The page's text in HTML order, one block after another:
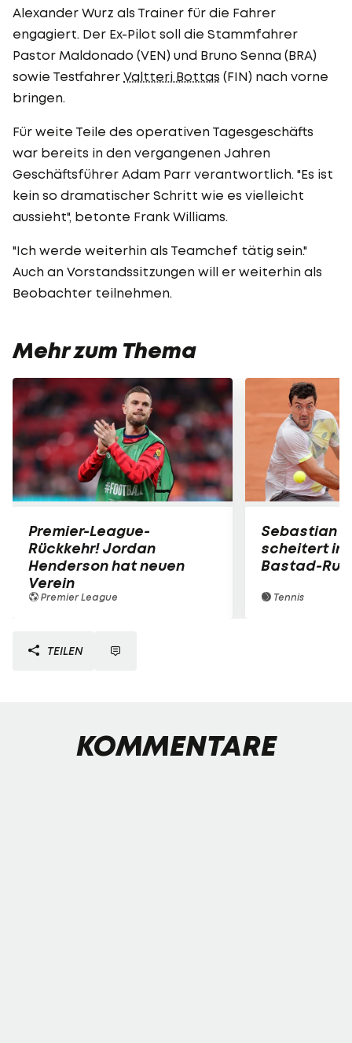
Alexander Wurz als Trainer für die Fahrer
engagiert. Der Ex-Pilot soll die Stammfahrer
Pastor Maldonado (VEN) und Bruno Senna (BRA)
sowie Testfahrer Valtteri Bottas (FIN) nach vorne
bringen.
Für weite Teile des operativen Tagesgeschäfts
war bereits in den vergangenen Jahren
Geschäftsführer Adam Parr verantwortlich. "Es ist
kein so dramatischer Schritt wie es vielleicht
aussieht", betonte Frank Williams.
"Ich werde weiterhin als Teamchef tätig sein."
Auch an Vorstandssitzungen will er weiterhin als
Beobachter teilnehmen.
Mehr zum Thema
Premier-League-
Rückkehr! Jordan
Henderson hat neuen
Verein
Premier League
Sebastian
scheitert in
Bastad-
Tennis
TEILEN
KOMMENTARE